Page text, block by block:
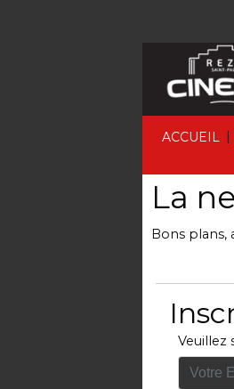
ACCUEIL |
La
Bons plans,
Veuillez